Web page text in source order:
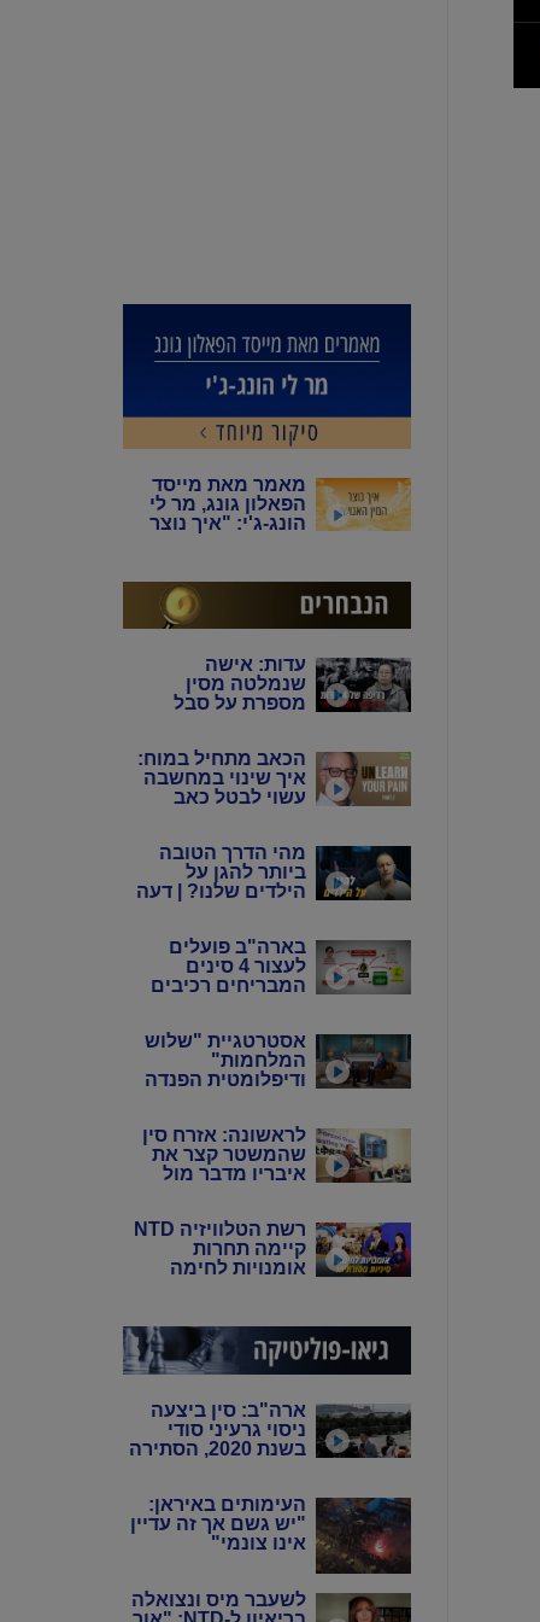
מאמר מאת מייסד
הפאלון גונג, מר לי
הונג-ג'י: "איך נוצר
עדות: אישה
שנמלטה מסין
מספרת על סבל
הקומוניסטי הסיני
הכאב מתחיל במוח:
איך שינוי במחשבה
עשוי לבטל כאב
מהי הדרך הטובה
ביותר להגן על
הילדים שלנו? | דעה
בארה"ב פועלים
לעצור 4 סינים
המבריחים רכיבים
באיראן
אסטרטגיית "שלוש
המלחמות"
ודיפלומטית הפנדה
לראשונה: אזרח סין
שהמשטר קצר את
איבריו מדבר מול
רשת הטלוויזיה NTD
קיימה תחרות
אומנויות לחימה
ארה"ב: סין ביצעה
ניסוי גרעיני סודי
בשנת 2020, הסתירה
מערכות הניטור
העימותים באיראן:
"יש גשם אך זה עדיין
אינו צונמי"
לשעבר מיס ונצואלה